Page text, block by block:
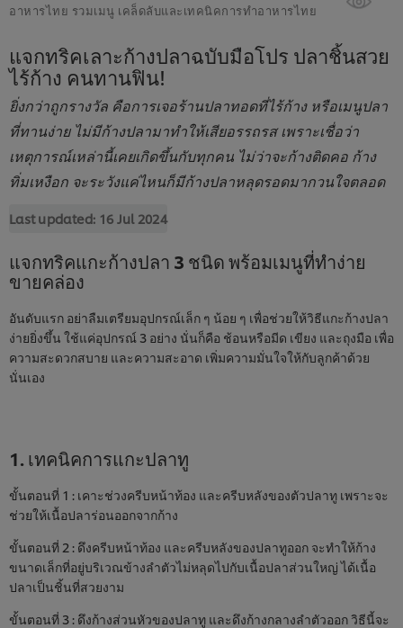
อาหารไทย รวมเมนู เคล็ดลับและเทคนิคการทำอาหารไทย
แจกทริคเลาะก้างปลาฉบับมือโปร ปลาชิ้นสวย
ไร้ก้าง คนทานฟิน!
ยิ่งกว่าถูกรางวัล คือการเจอร้านปลาทอดที่ไร้ก้าง หรือเมนูปลา
ที่ทานง่าย ไม่มีก้างปลามาทำให้เสียอรรถรส เพราะเชื่อว่า
เหตุการณ์เหล่านี้เคยเกิดขึ้นกับทุกคน ไม่ว่าจะก้างติดคอ ก้าง
ทิ่มเหงือก จะระวังแค่ไหนก็มีก้างปลาหลุดรอดมากวนใจตลอด
Last updated: 16 Jul 2024
แจกทริคแกะก้างปลา 3 ชนิด พร้อมเมนูที่ทำง่าย
ขายคล่อง
อันดับแรก อย่าลืมเตรียมอุปกรณ์เล็ก ๆ น้อย ๆ เพื่อช่วยให้วิธีแกะก้างปลา
ง่ายยิ่งขึ้น ใช้แค่อุปกรณ์ 3 อย่าง นั่นก็คือ ช้อนหรือมีด เขียง และถุงมือ เพื่อ
ความสะดวกสบาย และความสะอาด เพิ่มความมั่นใจให้กับลูกค้าด้วย
นั่นเอง
1. เทคนิคการแกะปลาทู
ขั้นตอนที่ 1 : เคาะช่วงครีบหน้าท้อง และครีบหลังของตัวปลาทู เพราะจะ
ช่วยให้เนื้อปลาร่อนออกจากก้าง
ขั้นตอนที่ 2 : ดึงครีบหน้าท้อง และครีบหลังของปลาทูออก จะทำให้ก้าง
ขนาดเล็กที่อยู่บริเวณข้างลำตัวไม่หลุดไปกับเนื้อปลาส่วนใหญ่ ได้เนื้อ
ปลาเป็นชิ้นที่สวยงาม
ขั้นตอนที่ 3 : ดึงก้างส่วนหัวของปลาทู และดึงก้างกลางลำตัวออก วิธีนี้จะ